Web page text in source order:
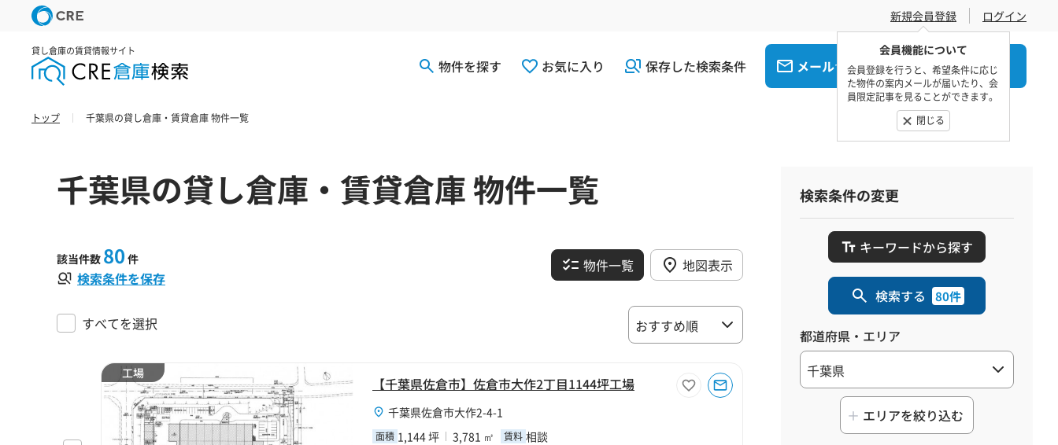
新規会員登録
会員機能について
会員登録を行うと、希望条件に応じ
た物件の案内メールが届いたり、会
員限定記事を見ることができます。
閉じる
ログイン
貸し倉庫の賃貸情報サイト
物件を探す お気に入り 保存した検索条件 メールでお問合せ 電話でお問合せ
トップ 千葉県の貸し倉庫・賃貸倉庫 物件一覧
千葉県の貸し倉庫・賃貸倉庫 物件一覧
該当件数 80 件
検索条件を保存
物件一覧 地図表示
すべてを選択
工場
【千葉県佐倉市】佐倉市大作2丁目1144坪工場
千葉県佐倉市大作2-4-1
面積 1,144 坪 3,781 ㎡ 賃料 相談
検索条件の変更
キーワードから探す
検索する 80件
都道府県・エリア
エリアを絞り込む